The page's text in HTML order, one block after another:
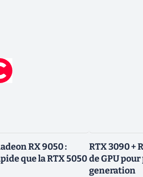
RX 9050 :
que la RTX 5050
RTX 3090 +
de GPU
generation